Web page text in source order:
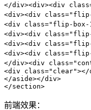
</div><div><div
<div><div class="flip-
<div class="flip-box-
<div><div class="flip-
<div><div class="flip-
<div><div class="flip-
</div><div
<div class="clear"></
</aside></div>
</section>
前端效果：